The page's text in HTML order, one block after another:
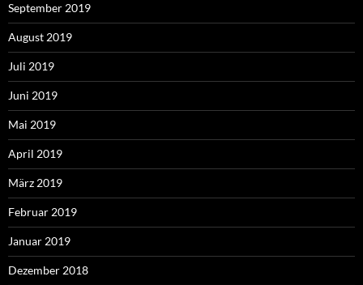
September 2019
August 2019
Juli 2019
Juni 2019
Mai 2019
April 2019
März 2019
Februar 2019
Januar 2019
Dezember 2018